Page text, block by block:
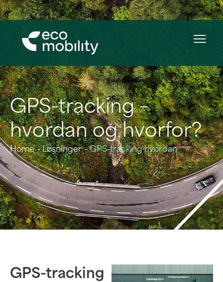
GPS-tracking –
hvordan og hvorfor?
Home Løsninger GPS-tracking hvordan
GPS-tracking